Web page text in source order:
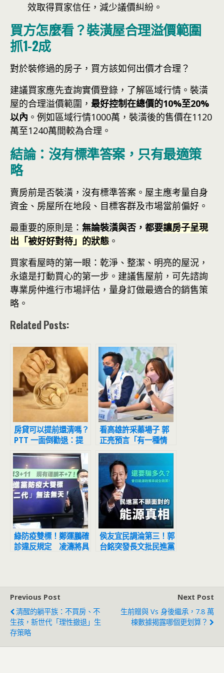
效取得買家信任，減少議價糾紛。
買方怎麼看？裝潢屋合理溢價範圍
抓1-2成
對於裝修過的房子，買方該如何出價才合理？
建議買家應先查詢實價登錄，了解區域行情。裝潢
屋的合理溢價範圍， 最好控制在總價的10%至20%
以內 。例如區域行情1000萬，裝潢後的售價在1120
萬至1240萬間較為合理。
結論：沒有標準答案，只有最適策
略
賣房前是否裝潢，沒有標準答案。屋主應考量自身
資金、房屋所在地段、目標客群及市場當前偏好。
最重要的原則是： 無論裝潢與否，都要讓房子呈現
出「被好好對待」的狀態 。
買家看屋時的第一眼：乾淨、整潔、明亮的屋況，
永遠是打動買心的第一步。建議售屋前，可先諮詢
專業房仲進行市場評估，量身訂做最適合的銷售策
略。
Related Posts:
房貸可以提前還清嗎？
PTT 一面倒勸退：提
前還款可能不是聰明選
看高雄許采蓁場子 郭
正亮預言「有一種情
況」
綠防疫雙標！鄭運鵬確
診違反規定 凌濤將具
侯友宜民調淪第三！郭
台銘突發長文批民進黨
Previous Post
清醒的躺平族：不買房、不
生孩，新世代「理性撤退」生
存策略
Next Post
生前贈與 Vs 身後繼承，7.8 萬
棟數據揭露哪個更划算？